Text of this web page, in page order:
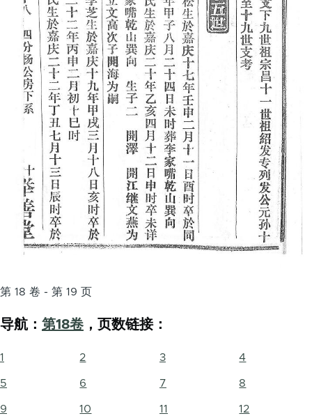
第 18 卷 - 第 19 页
导航： 第18卷 ，页数链接：
1 2 3 4
5 6 7 8
9 10 11 12